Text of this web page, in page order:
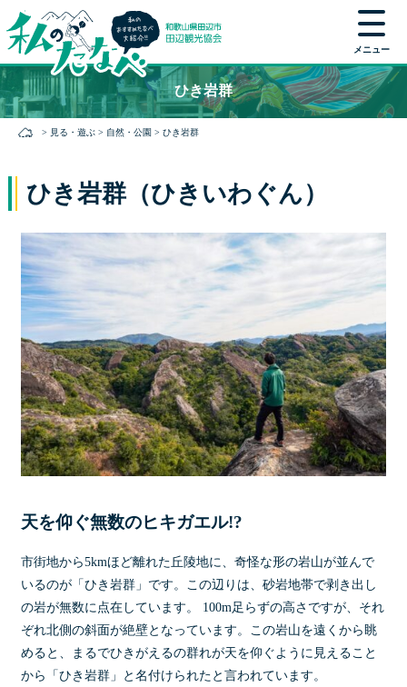
本
文
に
プ
メニュー
ひき岩群
> 見る・遊ぶ > 自然・公園 > ひき岩群
ひき岩群（ひきいわぐん）
天を仰ぐ無数のヒキガエル!?
市街地から5kmほど離れた丘陵地に、奇怪な形の岩山が並んで
いるのが「ひき岩群」です。この辺りは、砂岩地帯で剥き出し
の岩が無数に点在しています。 100m足らずの高さですが、それ
ぞれ北側の斜面が絶壁となっています。この岩山を遠くから眺
めると、まるでひきがえるの群れが天を仰ぐように見えること
から「ひき岩群」と名付けられたと言われています。